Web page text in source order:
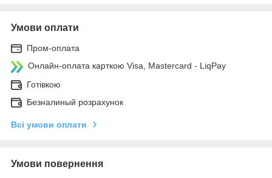
Умови оплати
Пром-оплата
Онлайн-оплата карткою Visa, Mastercard - LiqPay
Готівкою
Безналиный розрахунок
Всі умови оплати
Умови повернення